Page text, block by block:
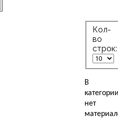
Кол-
во
строк:
В
категории
нет